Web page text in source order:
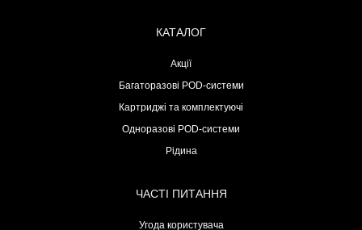
КАТАЛОГ
Акції
Багаторазові POD-системи
Картриджі та комплектуючі
Одноразові POD-системи
Рідина
ЧАСТІ ПИТАННЯ
Угода користувача